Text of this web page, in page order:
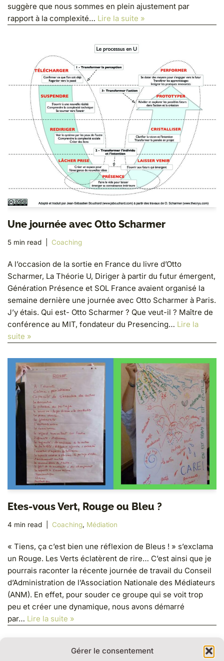
Gérer le consentement
suggère que nous sommes en plein ajustement par
rapport à la complexité… Lire la suite »
Une journée avec Otto Scharmer
5 min read Coaching
A l’occasion de la sortie en France du livre d’Otto
Scharmer, La Théorie U, Diriger à partir du futur émergent,
Génération Présence et SOL France avaient organisé la
semaine dernière une journée avec Otto Scharmer à Paris.
J’y étais. Qui est- Otto Scharmer ? Que veut-il ? Maître de
conférence au MIT, fondateur du Presencing… Lire la
suite »
Etes-vous Vert, Rouge ou Bleu ?
4 min read Coaching, Médiation
« Tiens, ça c’est bien une réflexion de Bleus ! » s’exclama
un Rouge. Les Verts éclatèrent de rire… C’est ainsi que je
pourrais raconter la récente journée de travail du Conseil
d’Administration de l’Association Nationale des Médiateurs
(ANM). En effet, pour souder ce groupe qui se voit trop
peu et créer une dynamique, nous avons démarré
par… Lire la suite »